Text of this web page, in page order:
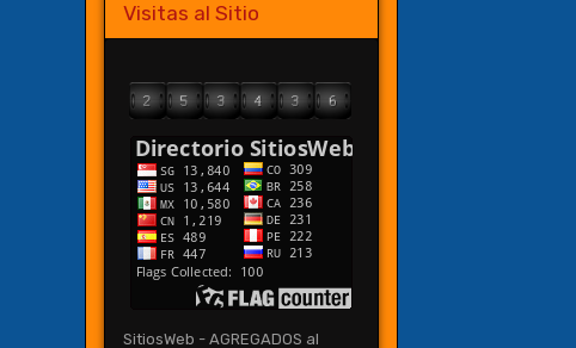
Visitas al Sitio
SitiosWeb - AGREGADOS al